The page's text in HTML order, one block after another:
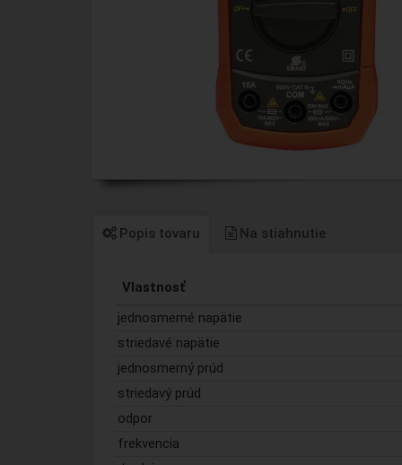
Popis tovaru Na stiahnutie
Vlastnosť
jednosmerné napätie
striedavé napätie
jednosmerný prúd
striedavý prúd
odpor
frekvencia